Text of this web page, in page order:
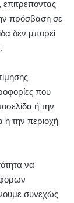
επιτρέποντας
πρόσβαση σε
δεν μπορεί
που
ή την
την περιοχή
να
συνεχώς